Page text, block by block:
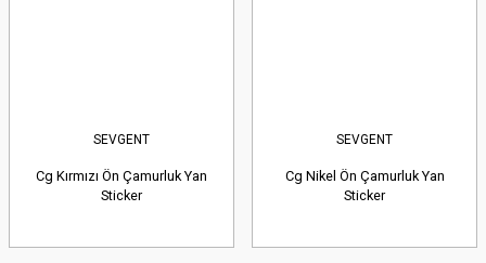
SEVGENT
Cg Kırmızı Ön Çamurluk Yan
Sticker
SEVGENT
Cg Nikel Ön Çamurluk Yan
Sticker